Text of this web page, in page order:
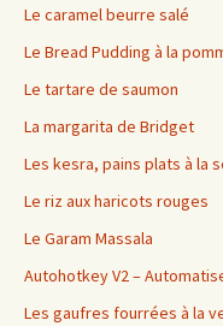
Le caramel beurre salé
Le Bread Pudding à la
Le tartare de saumon
La margarita de Bridget
Les kesra, pains plats à la
Le riz aux haricots rouges
Le Garam Massala
Autohotkey V2 –
Les gaufres fourrées à la